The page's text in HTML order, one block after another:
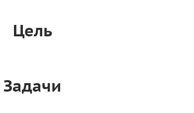
Цель
Задачи